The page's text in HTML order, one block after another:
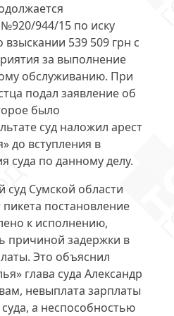
944/15 по иску
взыскании 539 509 грн с
за выполнение
обслуживанию. При
подал заявление об
было
суд наложил арест
до вступления в
суда по данному делу.
суд Сумской области
постановление
к исполнению,
причиной задержки в
Это объяснил
глава суда Александр
невыплата зарплаты
а неспособностью